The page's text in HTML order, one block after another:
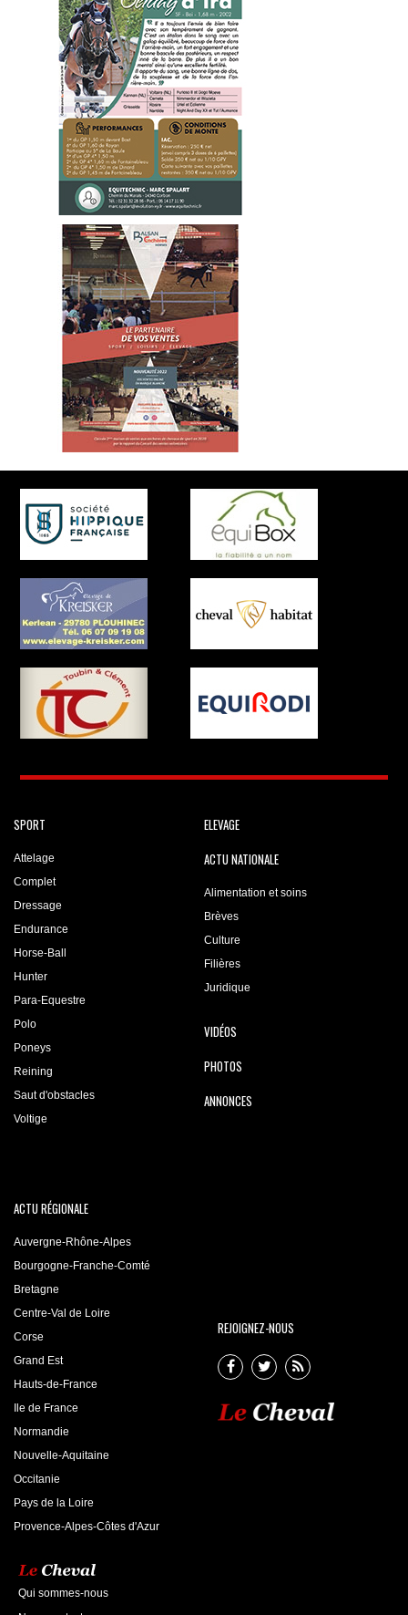
SPORT
Attelage
Complet
Dressage
Endurance
Horse-Ball
Hunter
Para-Equestre
Polo
Poneys
Reining
Saut d'obstacles
Voltige
ELEVAGE
ACTU NATIONALE
Alimentation et soins
Brèves
Culture
Filières
Juridique
VIDÉOS
PHOTOS
ANNONCES
ACTU RÉGIONALE
Auvergne-Rhône-Alpes
Bourgogne-Franche-Comté
Bretagne
Centre-Val de Loire
Corse
Grand Est
Hauts-de-France
Ile de France
Normandie
Nouvelle-Aquitaine
Occitanie
Pays de la Loire
Provence-Alpes-Côtes d'Azur
REJOIGNEZ-NOUS
Qui sommes-nous